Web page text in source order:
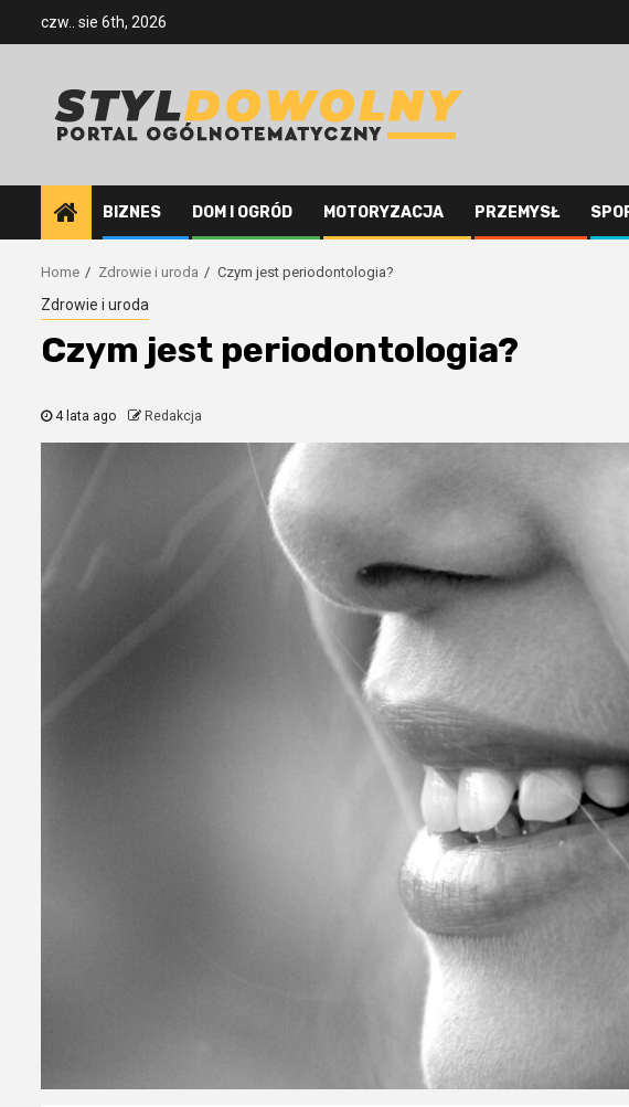
czw.. sie 6th, 2026
BIZNES DOM I OGRÓD MOTORYZACJA PRZEMYSŁ
Home Zdrowie i uroda Czym jest periodontologia?
Zdrowie i uroda
Czym jest periodontologia?
4 lata ago Redakcja